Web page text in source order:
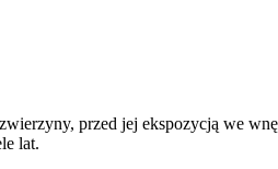
przed jej ekspozycją we
lat.